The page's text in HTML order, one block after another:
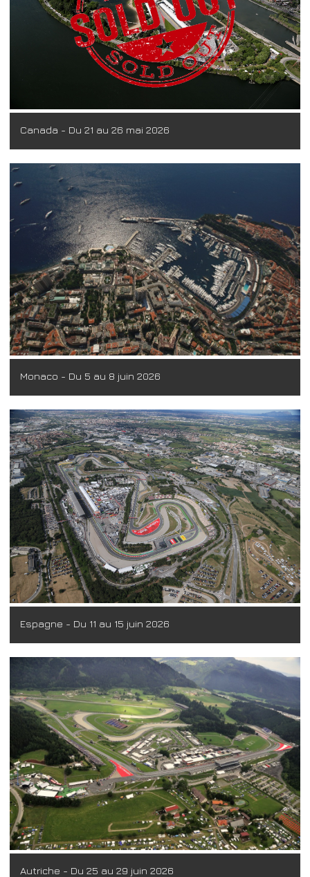
Canada - Du 21 au 26 mai 2026
Monaco - Du 5 au 8 juin 2026
Espagne - Du 11 au 15 juin 2026
Autriche - Du 25 au 29 juin 2026